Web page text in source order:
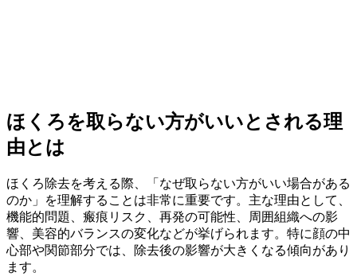
ほくろを取らない方がいいとされる理
由とは
ほくろ除去を考える際、「なぜ取らない方がいい場合がある
のか」を理解することは非常に重要です。主な理由として、
機能的問題、瘢痕リスク、再発の可能性、周囲組織への影
響、美容的バランスの変化などが挙げられます。特に顔の中
心部や関節部分では、除去後の影響が大きくなる傾向があり
ます。